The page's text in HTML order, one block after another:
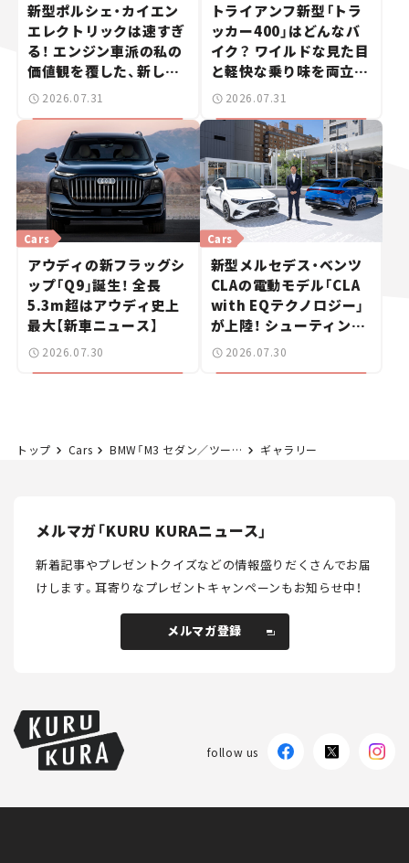
新型ポルシェ・カイエン
エレクトリックは速すぎ
る！ エンジン車派の私の
価値観を覆した、新しい
ポルシェの走り。
2026.07.31
トライアンフ新型「トラ
ッカー400」はどんなバ
イク？ ワイルドな見た目
と軽快な乗り味を両立し
た400ccフラットトラッ
2026.07.31
アウディの新フラッグシ
ップ「Q9」誕生！ 全長
5.3m超はアウディ史上
最大【新車ニュース】
Cars
2026.07.30
新型メルセデス・ベンツ
CLAの電動モデル「CLA
with EQテクノロジー」
が上陸！ シューティング
ブレークも発売【新車ニ
Cars
2026.07.30
トップ Cars BMW「M3 セダン／ツーリング」をマイナーチェンジ！ 新型は530PSの圧倒的パワーを獲得。【新車ニュース】 ギャラリー
メルマガ「KURU KURAニュース」
新着記事やプレゼントクイズなどの情報盛りだくさんでお届
けします。耳寄りなプレゼントキャンペーンもお知らせ中！
メルマガ登録
follow us